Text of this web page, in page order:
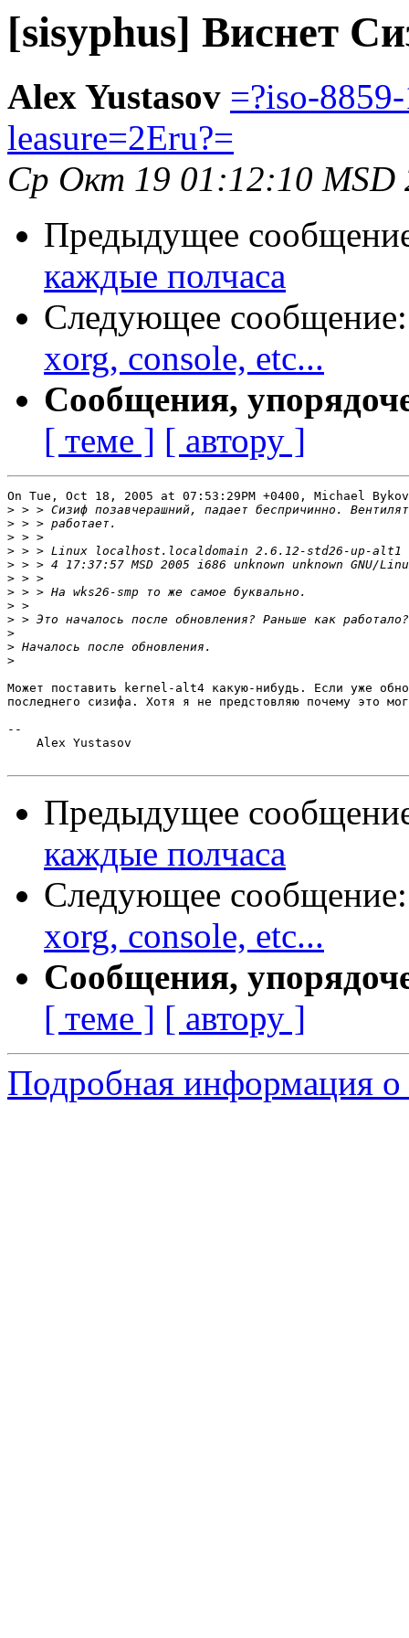
[sisyphus] Виснет
Alex Yustasov =?iso-
leasure=2Eru?=
Ср Окт 19 01:12:10 MSD
Предыдущее
каждые полчаса
Следующее
xorg, console, etc...
Сообщения,
[ теме ] [ автору ]
On Tue, Oct 18, 2005 at 07:53:29PM +0400, Michael
>
>
>
>
>
>
>
>
>
>
>
>
Может поставить kernel-alt4 какую-нибудь. Если уже
последнего сизифа. Хотя я не предстовляю почему это
--
    Alex Yustasov
Предыдущее
каждые полчаса
Следующее
xorg, console, etc...
Сообщения,
[ теме ] [ автору ]
Подробная информация о